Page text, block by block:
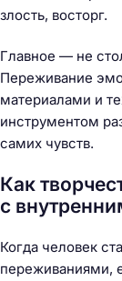
злость, восторг.
Главное — не
Переживание
материалами и
инструментом
самих чувств.
Как
с
Когда человек
переживаниями,